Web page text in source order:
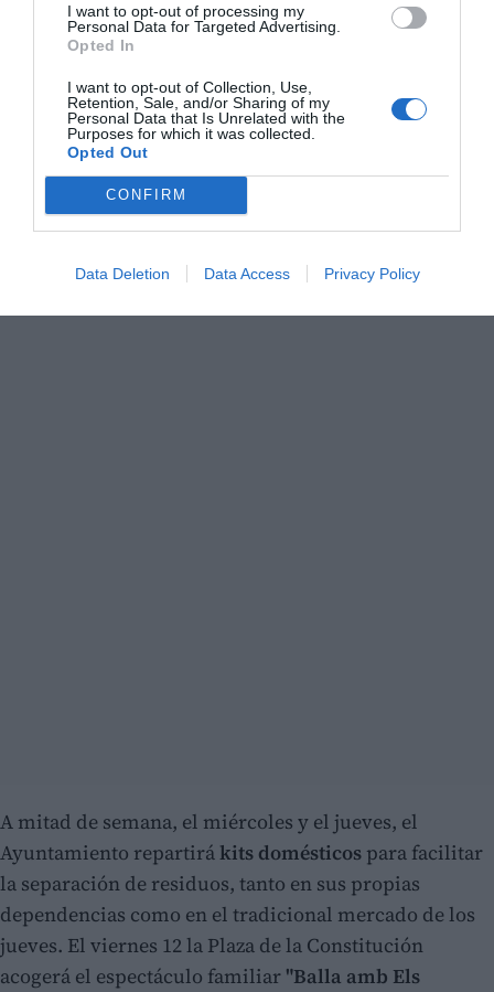
I want to opt-out of processing my
Personal Data for Targeted Advertising.
Opted In
I want to opt-out of Collection, Use,
Retention, Sale, and/or Sharing of my
Personal Data that Is Unrelated with the
Purposes for which it was collected.
Opted Out
CONFIRM
Data Deletion Data Access Privacy Policy
mientras que el martes 9 el alumnado de la EPA
participará en una
mirador del Desert de les Palmes.
A mitad de semana, el miércoles y el jueves, el
Ayuntamiento repartirákits domésticos para facilitar
la separación de residuos, tanto en sus propias
dependencias como en el tradicional mercado de los
jueves. El viernes 12 la Plaza de la Constitución
acogerá el espectáculo familiar "Balla amb Els